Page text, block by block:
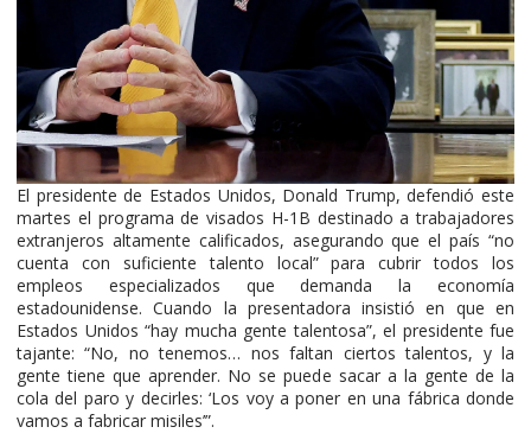
El presidente de Estados Unidos, Donald Trump, defendió este
martes el programa de visados H-1B destinado a trabajadores
extranjeros altamente calificados, asegurando que el país “no
cuenta con suficiente talento local” para cubrir todos los
empleos especializados que demanda la economía
estadounidense. Cuando la presentadora insistió en que en
Estados Unidos “hay mucha gente talentosa”, el presidente fue
tajante: “No, no tenemos… nos faltan ciertos talentos, y la
gente tiene que aprender. No se puede sacar a la gente de la
cola del paro y decirles: ‘Los voy a poner en una fábrica donde
vamos a fabricar misiles’”.